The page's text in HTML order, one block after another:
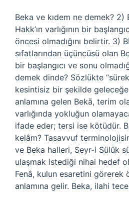
Beka ve kıdem ne demek? 2)
Hakk’ın varlığının bir
öncesi olmadığını belirtir. 3)
sıfatlarından üçüncüsü olan
bir başlangıcı ve sonu
demek dinde? Sözlükte
kesintisiz bir şekilde
anlamına gelen Bekā, terim
varlığında yokluğun
ifade eder; tersi ise kötüdür.
kelâm? Tasavvuf
ve Beka halleri, Seyr-i Sülûk
ulaşmak istediği nihai hedef
Fenâ, kulun esaretini görerek
anlamına gelir. Beka, ilahi